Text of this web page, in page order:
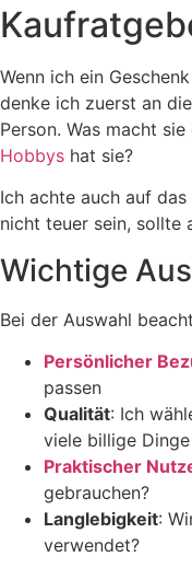
Wenn ich ein
denke ich zuerst an
Person. Was macht
Hobbys hat sie?
Ich achte auch auf
nicht teuer sein, sollte
Wichtige
Bei der Auswahl
Persönlicher
passen
Qualität: Ich
viele billige Dinge
Praktischer
gebrauchen?
Langlebigkeit:
verwendet?